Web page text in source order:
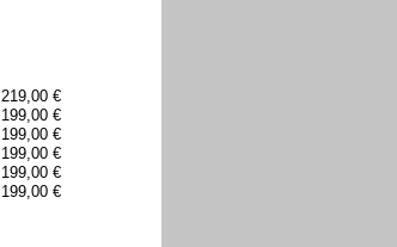
219,00 €
199,00 €
199,00 €
199,00 €
199,00 €
199,00 €